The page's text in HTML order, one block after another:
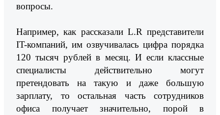
вопросы.
Например, как рассказали L.R представители
IT-компаний, им озвучивалась цифра порядка
120 тысяч рублей в месяц. И если классные
специалисты действительно могут
претендовать на такую и даже большую
зарплату, то остальная часть сотрудников
офиса получает значительно, порой в